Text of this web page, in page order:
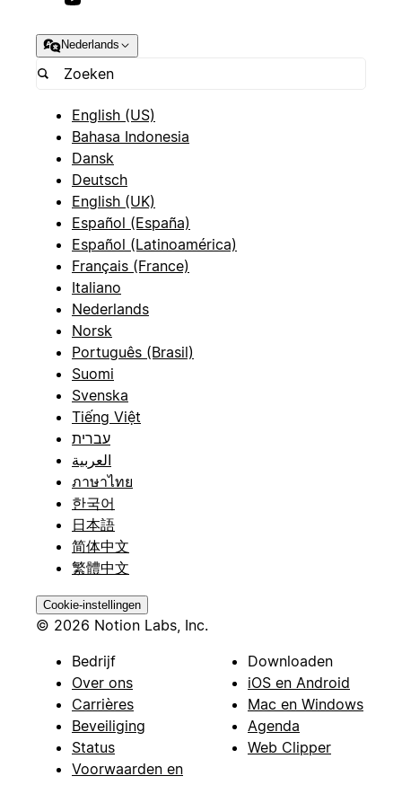
Nederlands
English (US)
Bahasa Indonesia
Dansk
Deutsch
English (UK)
Español (España)
Español (Latinoamérica)
Français (France)
Italiano
Nederlands
Norsk
Português (Brasil)
Suomi
Svenska
Tiếng Việt
עברית
العربية
ภาษาไทย
한국어
日本語
简体中文
繁體中文
Cookie-instellingen
© 2026 Notion Labs, Inc.
Bedrijf
Over ons
Carrières
Beveiliging
Status
Voorwaarden en
Downloaden
iOS en Android
Mac en Windows
Agenda
Web Clipper